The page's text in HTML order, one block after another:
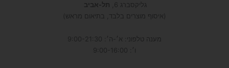
גליקסברג 6,
תל-אביב
(איסוף מוצרים בלבד, בתיאום מראש)
מענה טלפוני: א׳-ה׳: 9:00-21:30
ו׳: 9:00-16:00